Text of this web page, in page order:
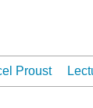
Proust